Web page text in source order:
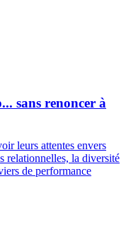
sans renoncer à
leurs attentes envers
relationnelles, la diversité
de performance